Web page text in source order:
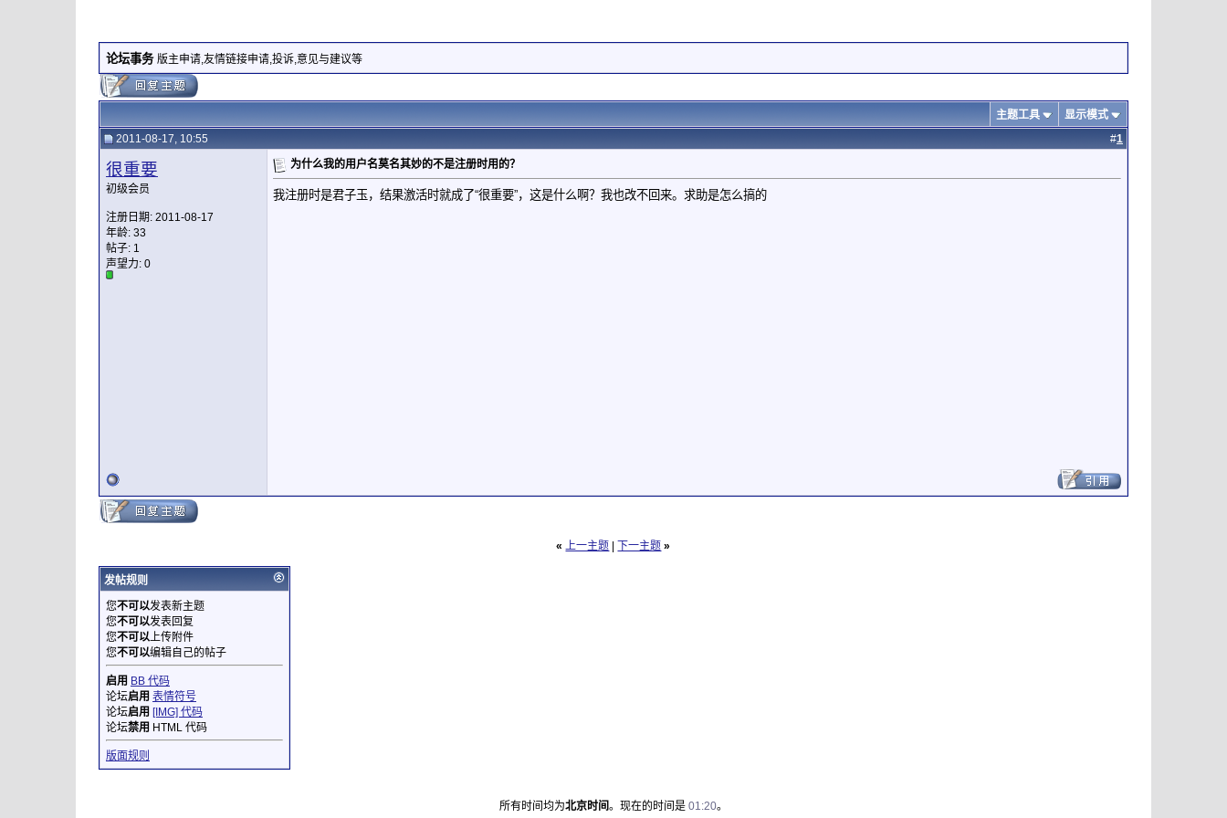
论坛事务 版主申请,友情链接申请,投诉,意见与建议等
主题工具
显示模式
2011-08-17, 10:55
#1
很重要
初级会员
注册日期: 2011-08-17
年龄: 33
帖子: 1
声望力: 0
为什么我的用户名莫名其妙的不是注册时用的？
我注册时是君子玉，结果激活时就成了“很重要”，这是什么啊？我也改不回来。求助是怎么搞的
« 上一主题 下一主题 »
发帖规则
您不可以发表新主题
您不可以发表回复
您不可以上传附件
您不可以编辑自己的帖子
启用 BB 代码
论坛启用 表情符号
论坛启用 [IMG] 代码
论坛禁用 HTML 代码
版面规则
所有时间均为北京时间。现在的时间是 01:20。